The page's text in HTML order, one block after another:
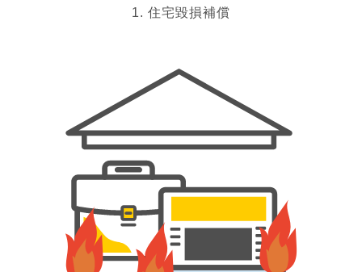
1. 住宅毀損補償